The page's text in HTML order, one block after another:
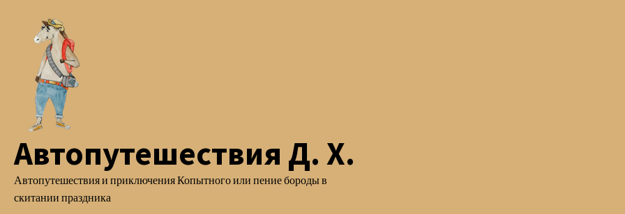
содержимому
Автопутешествия Д. Х.
Автопутешествия и приключения Копытного или пение бороды в
скитании праздника